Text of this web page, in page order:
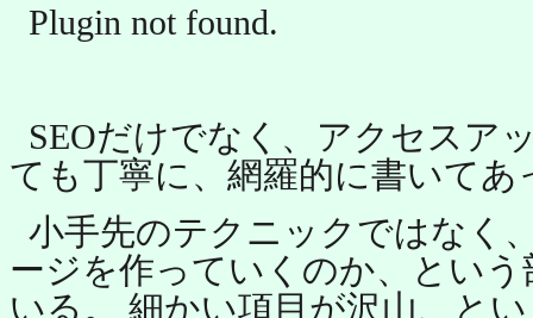
Plugin not found.
SEOだけでなく、アクセスア
ても丁寧に、網羅的に書いて
小手先のテクニックではなく
ージを作っていくのか、とい
いる。 細かい項目が沢山、と